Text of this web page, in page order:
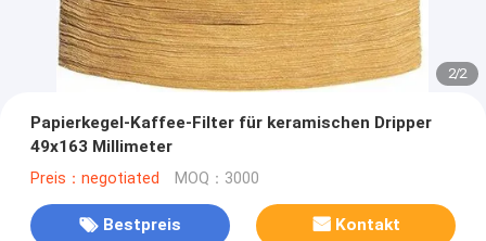
2/2
Papierkegel-Kaffee-Filter für keramischen Dripper
49x163 Millimeter
Preis：negotiated MOQ：3000
Bestpreis Kontakt